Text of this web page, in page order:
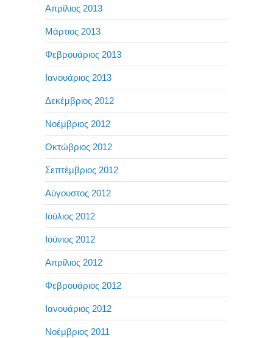
Απρίλιος 2013
Μάρτιος 2013
Φεβρουάριος 2013
Ιανουάριος 2013
Δεκέμβριος 2012
Νοέμβριος 2012
Οκτώβριος 2012
Σεπτέμβριος 2012
Αύγουστος 2012
Ιούλιος 2012
Ιούνιος 2012
Απρίλιος 2012
Φεβρουάριος 2012
Ιανουάριος 2012
Νοέμβριος 2011